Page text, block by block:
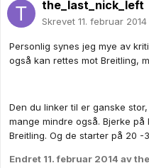
the_last_nick_left
Skrevet 11. februar 2014
Personlig synes jeg mye av
også kan rettes mot Breitling,
Den du linker til er ganske
mange mindre også. Bjerke
Breitling. Og de starter på 20 -
Endret 11. februar 2014 av